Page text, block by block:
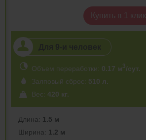
Купить в 1 клик
Объем переработки: 0.17 м3/сут.
Залповый сброс: 510 л.
Вес: 420 кг.
Длина: 1.5 м
Ширина: 1.2 м